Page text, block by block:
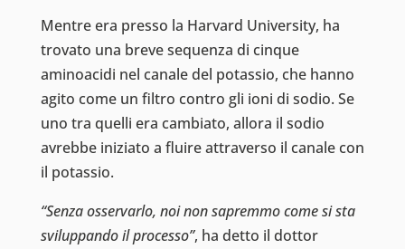
Mentre era presso la Harvard University, ha
trovato una breve sequenza di cinque
aminoacidi nel canale del potassio, che hanno
agito come un filtro contro gli ioni di sodio. Se
uno tra quelli era cambiato, allora il sodio
avrebbe iniziato a fluire attraverso il canale con
il potassio.
“Senza osservarlo, noi non sapremmo come si sta
sviluppando il processo”, ha detto il dottor